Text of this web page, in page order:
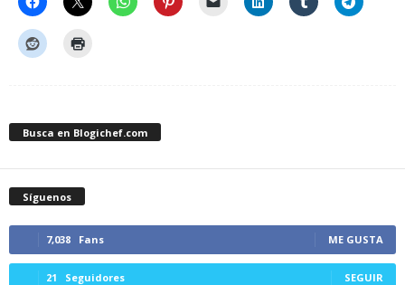
Busca en Blogichef.com
Síguenos
7,038 Fans ME GUSTA
21 Seguidores SEGUIR